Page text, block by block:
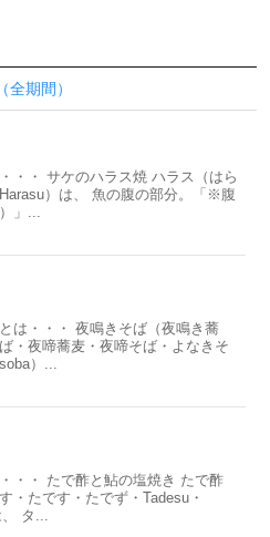
期間）
・・ サケのハラス焼 ハラス（はら
）は、 魚の腹の部分。「※腹
」...
は・・・ 夜鳴きそば（夜鳴き蕎
・夜啼蕎麦・夜啼そば・よなきそ
）...
・・ たで酢と鮎の塩焼き たで酢
・たです・たでず・Tadesu・
タ...